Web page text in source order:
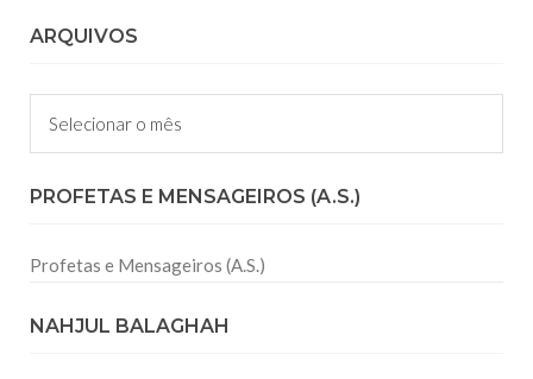
ARQUIVOS
Arquivos
PROFETAS E MENSAGEIROS (A.S.)
Profetas e Mensageiros (A.S.)
NAHJUL BALAGHAH